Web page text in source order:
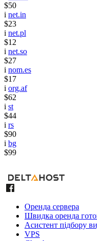
$50
i net.in
$23
i net.pl
$12
i net.so
$27
i nom.es
$17
i org.af
$62
i st
$44
i rs
$90
i bg
$99
Оренда сервера
Швидка оренда
Асистент підбору
VPS